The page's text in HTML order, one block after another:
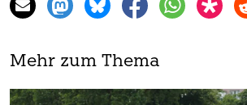
Mehr zum Thema